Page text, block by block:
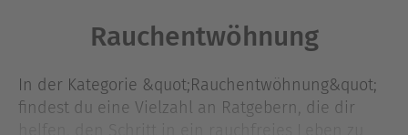
Rauchentwöhnung
In der Kategorie &quot;Rauchentwöhnung&quot;
findest du eine Vielzahl an Ratgebern, die dir